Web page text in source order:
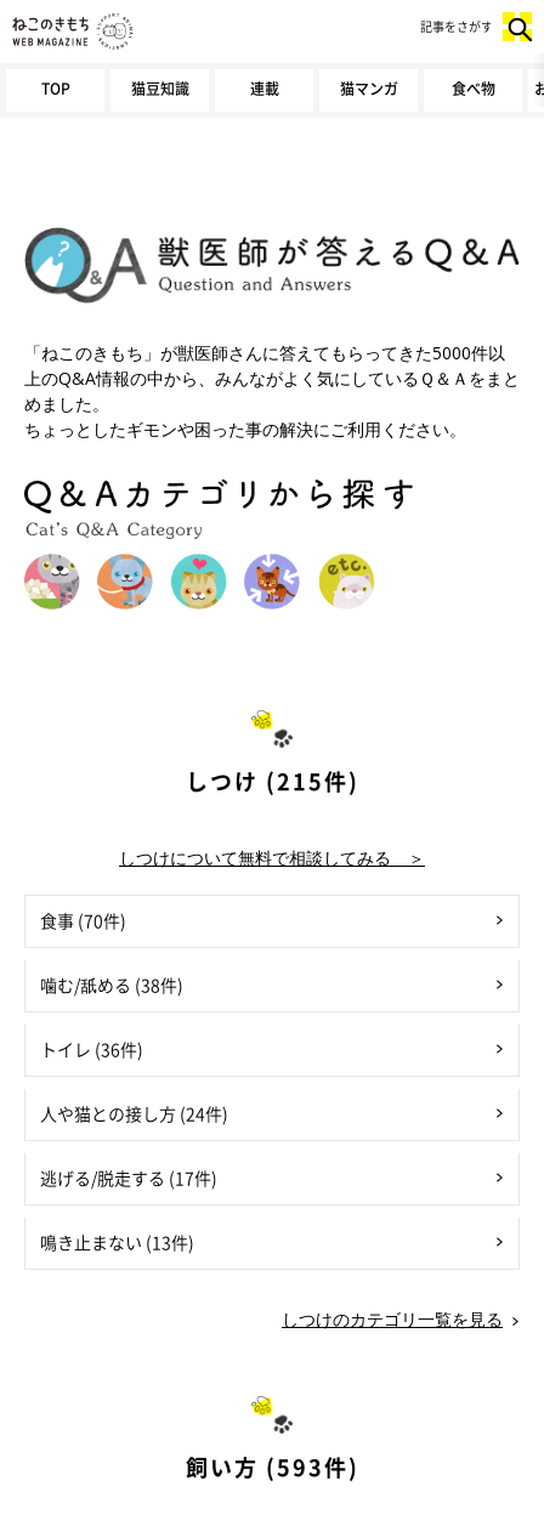
TOP 猫豆知識 連載 猫マンガ 食べ物
記事をさがす
「ねこのきもち」が獣医師さんに答えてもらってきた5000件以
上のQ&A情報の中から、みんながよく気にしているＱ＆Ａをまと
めました。
ちょっとしたギモンや困った事の解決にご利用ください。
しつけ (215件)
しつけについて無料で相談してみる ＞
食事 (70件)
噛む/舐める (38件)
トイレ (36件)
人や猫との接し方 (24件)
逃げる/脱走する (17件)
鳴き止まない (13件)
しつけのカテゴリ一覧を見る
飼い方 (593件)